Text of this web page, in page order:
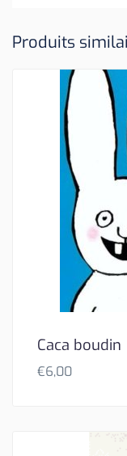
Produits
Caca boudin
€6,00